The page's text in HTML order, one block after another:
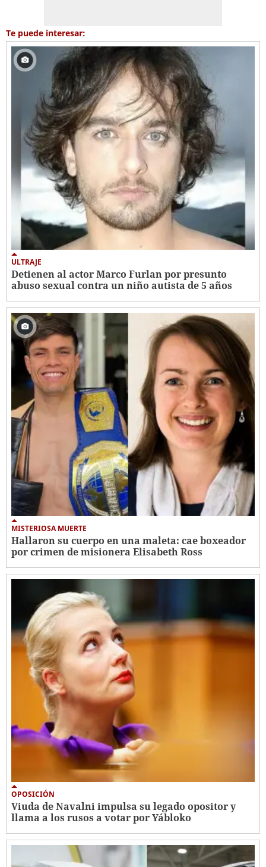
Te puede interesar:
ULTRAJE
Detienen al actor Marco Furlan por presunto
abuso sexual contra un niño autista de 5 años
MISTERIOSA MUERTE
Hallaron su cuerpo en una maleta: cae boxeador
por crimen de misionera Elisabeth Ross
OPOSICIÓN
Viuda de Navalni impulsa su legado opositor y
llama a los rusos a votar por Yábloko